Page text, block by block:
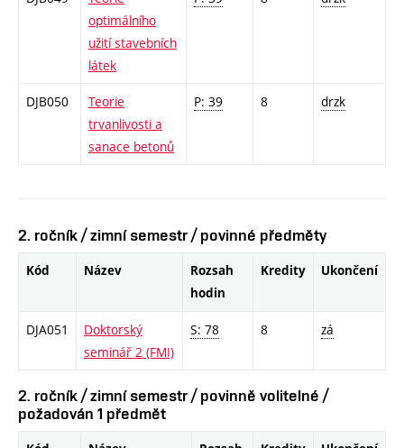
optimálního
užití stavebních
látek
DJB050
Teorie
trvanlivosti a
sanace betonů
P: 39 8 drzk
2. ročník / zimní semestr / povinné předměty
Kód Název
Rozsah
hodin
Kredity Ukončení
DJA051
Doktorský
seminář 2 (FMI)
S: 78 8 zá
2. ročník / zimní semestr / povinně volitelné /
požadován 1 předmět